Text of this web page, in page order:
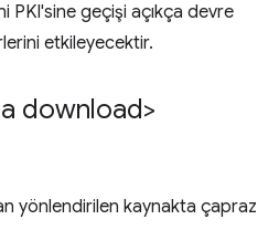
PKI'sine geçişi açıkça devre
etkileyecektir.
download>
yönlendirilen kaynakta çapraz